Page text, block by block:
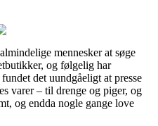
mennesker at søge
og følgelig har
det uundgåeligt at presse
varer – til drenge og piger, og
og endda nogle gange love